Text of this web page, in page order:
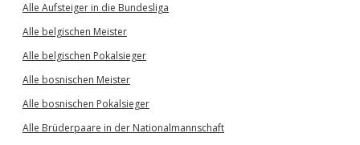
Alle Aufsteiger in die Bundesliga
Alle belgischen Meister
Alle belgischen Pokalsieger
Alle bosnischen Meister
Alle bosnischen Pokalsieger
Alle Brüderpaare in der Nationalmannschaft